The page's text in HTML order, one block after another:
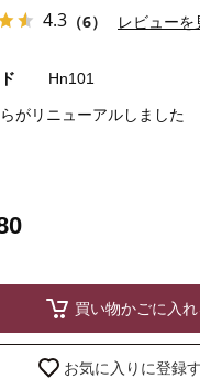
がリニューアルしました
4.3 （6） レビューを
Hn101
買い物かごに入れ
お気に入りに登録